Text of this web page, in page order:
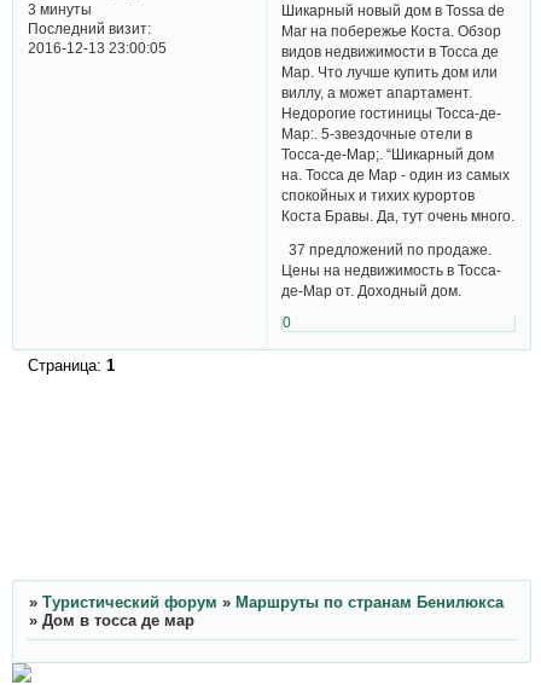
3 минуты
Последний визит:
2016-12-13 23:00:05
Шикарный новый дом в Tossa de
Mar на побережье Коста. Обзор
видов недвижимости в Тосса де
Мар. Что лучше купить дом или
виллу, а может апартамент.
Недорогие гостиницы Тосса-де-
Мар:. 5-звездочные отели в
Тосса-де-Мар;. “Шикарный дом
на. Тосса де Мар - один из самых
спокойных и тихих курортов
Коста Бравы. Да, тут очень много.
37 предложений по продаже.
Цены на недвижимость в Тосса-
де-Мар от. Доходный дом.
0
Страница: 1
» Туристический форум » Маршруты по странам Бенилюкса
» Дом в тосса де мар